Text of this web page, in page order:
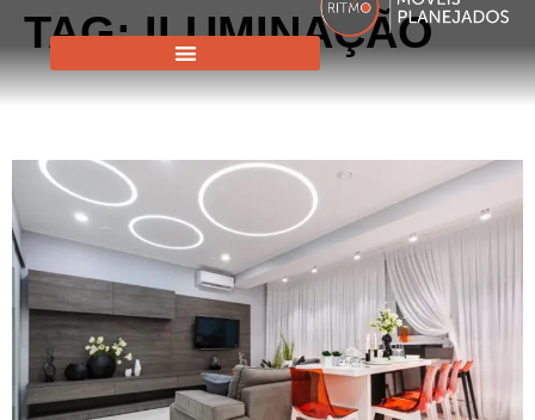
TAG:ILUMINAÇÃO
ILUMINAÇÃO COM FITAS DE